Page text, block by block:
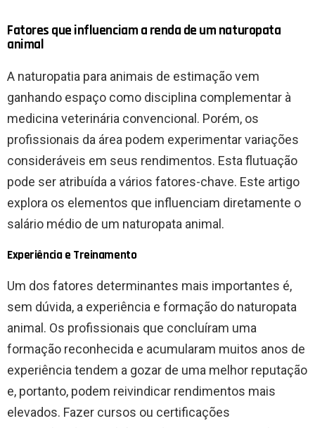
Fatores que influenciam a renda de um naturopata
animal
A naturopatia para animais de estimação vem
ganhando espaço como disciplina complementar à
medicina veterinária convencional. Porém, os
profissionais da área podem experimentar variações
consideráveis ​​em seus rendimentos. Esta flutuação
pode ser atribuída a vários fatores-chave. Este artigo
explora os elementos que influenciam diretamente o
salário médio de um naturopata animal.
Experiência e Treinamento
Um dos fatores determinantes mais importantes é,
sem dúvida, a experiência e formação do naturopata
animal. Os profissionais que concluíram uma
formação reconhecida e acumularam muitos anos de
experiência tendem a gozar de uma melhor reputação
e, portanto, podem reivindicar rendimentos mais
elevados. Fazer cursos ou certificações